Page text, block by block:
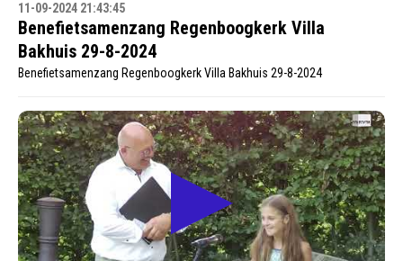
11-09-2024 21:43:45
Benefietsamenzang Regenboogkerk Villa
Bakhuis 29-8-2024
Benefietsamenzang Regenboogkerk Villa Bakhuis 29-8-2024